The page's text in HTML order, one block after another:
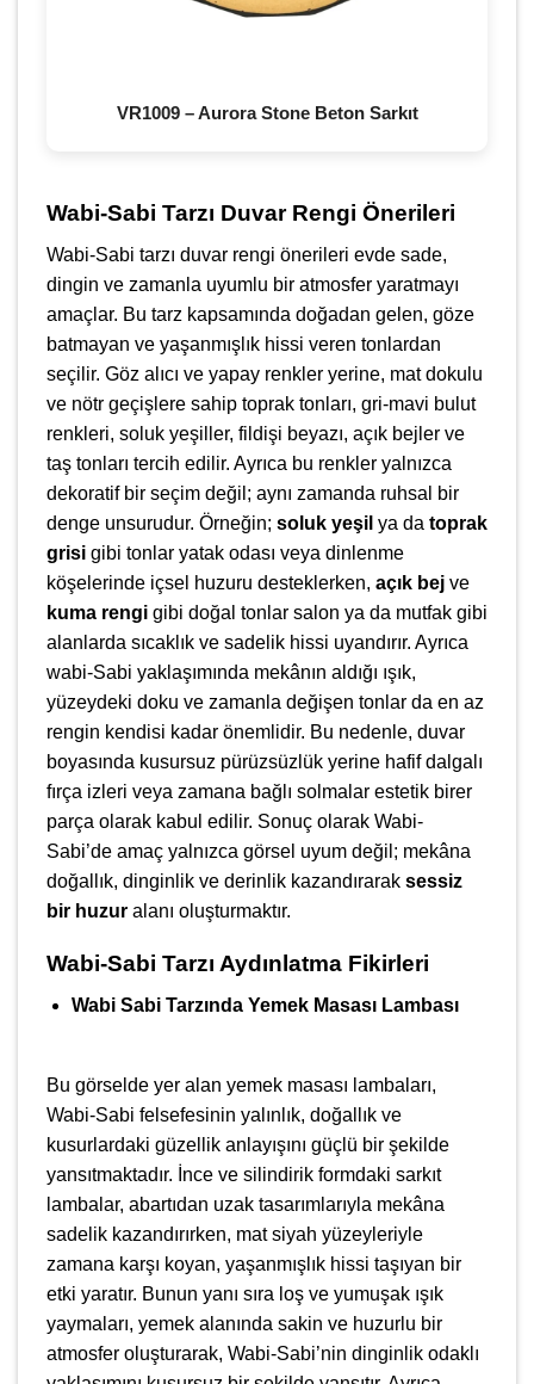
VR1009 – Aurora Stone Beton Sarkıt
Wabi-Sabi Tarzı Duvar Rengi Önerileri
Wabi-Sabi tarzı duvar rengi önerileri evde sade,
dingin ve zamanla uyumlu bir atmosfer yaratmayı
amaçlar. Bu tarz kapsamında doğadan gelen, göze
batmayan ve yaşanmışlık hissi veren tonlardan
seçilir. Göz alıcı ve yapay renkler yerine, mat dokulu
ve nötr geçişlere sahip toprak tonları, gri-mavi bulut
renkleri, soluk yeşiller, fildişi beyazı, açık bejler ve
taş tonları tercih edilir. Ayrıca bu renkler yalnızca
dekoratif bir seçim değil; aynı zamanda ruhsal bir
denge unsurudur. Örneğin; soluk yeşil ya da toprak
grisi gibi tonlar yatak odası veya dinlenme
köşelerinde içsel huzuru desteklerken, açık bej ve
kuma rengi gibi doğal tonlar salon ya da mutfak gibi
alanlarda sıcaklık ve sadelik hissi uyandırır. Ayrıca
wabi-Sabi yaklaşımında mekânın aldığı ışık,
yüzeydeki doku ve zamanla değişen tonlar da en az
rengin kendisi kadar önemlidir. Bu nedenle, duvar
boyasında kusursuz pürüzsüzlük yerine hafif dalgalı
fırça izleri veya zamana bağlı solmalar estetik birer
parça olarak kabul edilir. Sonuç olarak Wabi-
Sabi’de amaç yalnızca görsel uyum değil; mekâna
doğallık, dinginlik ve derinlik kazandırarak sessiz
bir huzur alanı oluşturmaktır.
Wabi-Sabi Tarzı Aydınlatma Fikirleri
Wabi Sabi Tarzında Yemek Masası Lambası
Bu görselde yer alan yemek masası lambaları,
Wabi-Sabi felsefesinin yalınlık, doğallık ve
kusurlardaki güzellik anlayışını güçlü bir şekilde
yansıtmaktadır. İnce ve silindirik formdaki sarkıt
lambalar, abartıdan uzak tasarımlarıyla mekâna
sadelik kazandırırken, mat siyah yüzeyleriyle
zamana karşı koyan, yaşanmışlık hissi taşıyan bir
etki yaratır. Bunun yanı sıra loş ve yumuşak ışık
yaymaları, yemek alanında sakin ve huzurlu bir
atmosfer oluşturarak, Wabi-Sabi’nin dinginlik odaklı